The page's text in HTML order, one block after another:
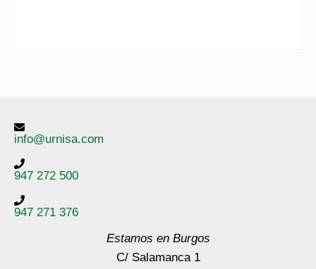
info@urnisa.com
947 272 500
947 271 376
Estamos en Burgos
C/ Salamanca 1